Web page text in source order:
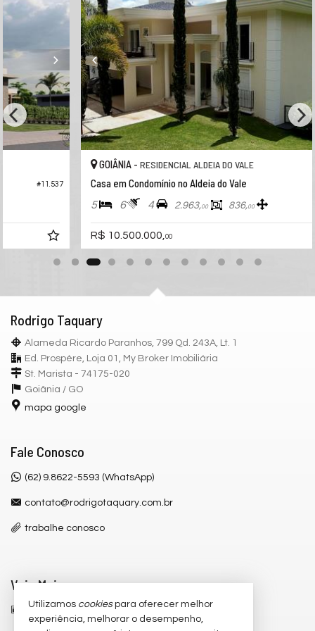
ver mapa abaixo
RESIDENCIAL ALDEIA DO VALE
Casa em Condomínio no Aldeia do Vale
4 2.963, 00 836,00
R$ 10.500.000, 00
Rodrigo Taquary
Alameda Ricardo Paranhos, 799 Qd. 243A, Lt. 1
Ed. Prospère, Loja 01, My Broker Imobiliária
St. Marista - 74175-020
Goiânia / GO
mapa google
Fale Conosco
(62) 9.8622-5593 (WhatsApp)
contato@rodrigotaquary.com.br
trabalhe conosco
Veja Mais
receba nosso newsletter
Utilizamos cookiespara oferecer melhor
experiência, melhorar o desempenho,